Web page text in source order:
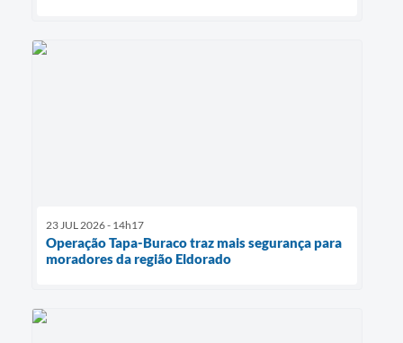
23 JUL 2026 - 14h17
Operação Tapa-Buraco traz mais segurança para
moradores da região Eldorado